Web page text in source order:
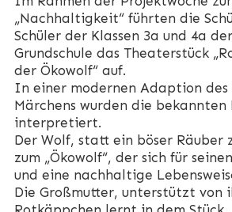
„Nachhaltigkeit“ führten die
Schüler der Klassen 3a und 4a
Grundschule das Theaterstück
der Ökowolf“ auf.
In einer modernen Adaption des
Märchens wurden die bekannten
interpretiert.
Der Wolf, statt ein böser Räuber
zum „Ökowolf“, der sich für
und eine nachhaltige
Die Großmutter, unterstützt von